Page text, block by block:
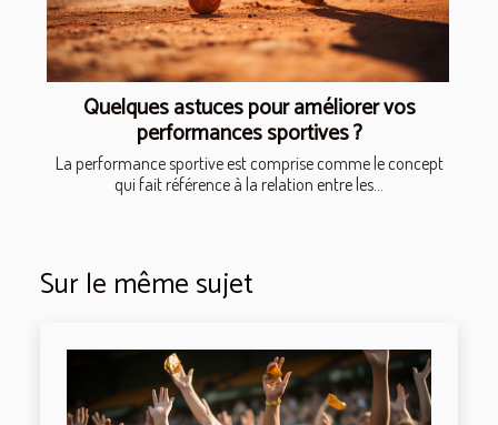
Quelques astuces pour améliorer vos
performances sportives ?
La performance sportive est comprise comme le concept
qui fait référence à la relation entre les...
Sur le même sujet